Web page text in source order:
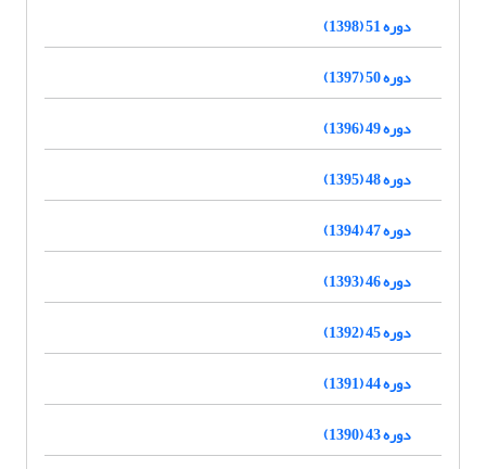
دوره 51 (1398)
دوره 50 (1397)
دوره 49 (1396)
دوره 48 (1395)
دوره 47 (1394)
دوره 46 (1393)
دوره 45 (1392)
دوره 44 (1391)
دوره 43 (1390)